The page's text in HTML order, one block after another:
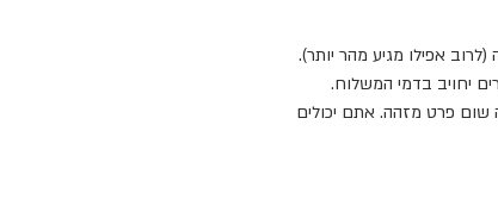
יחויב בדמי המשלוח.
שום פרט מזהה. אתם יכולים